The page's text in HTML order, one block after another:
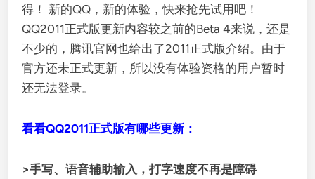
得！ 新的QQ，新的体验，快来抢先试用吧！
QQ2011正式版更新内容较之前的Beta 4来说，还是
不少的，腾讯官网也给出了2011正式版介绍。由于
官方还未正式更新，所以没有体验资格的用户暂时
还无法登录。
看看QQ2011正式版有哪些更新：
>手写、语音辅助输入，打字速度不再是障碍